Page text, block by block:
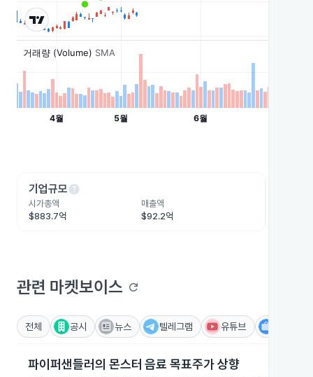
기업규모help
시가총액
$883.7억
매출액
$92.2억
관련 마켓보이스 refresh
전체 공시 뉴스 텔레그램 유튜브
파이퍼샌들러의 몬스터 음료 목표주가 상향